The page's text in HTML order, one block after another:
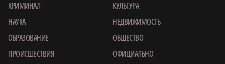
КРИМИНАЛ
КУЛЬТУРА
НАУКА
НЕДВИЖИМОСТЬ
ОБРАЗОВАНИЕ
ОБЩЕСТВО
ПРОИСШЕСТВИЯ
ОФИЦИАЛЬНО